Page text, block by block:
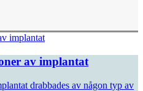
av implantat
drabbades av någon typ av